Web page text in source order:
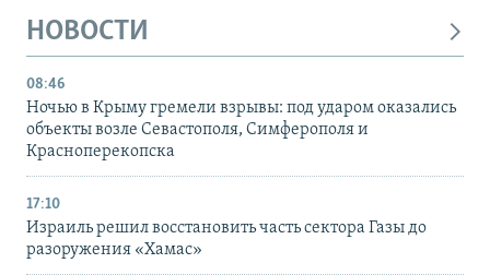
НОВОСТИ
08:46
Ночью в Крыму гремели взрывы: под ударом оказались
объекты возле Севастополя, Симферополя и
Красноперекопска
17:10
Израиль решил восстановить часть сектора Газы до
разоружения «Хамас»